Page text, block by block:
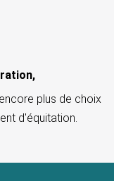
plus de choix
d'équitation.